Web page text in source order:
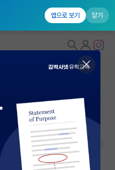
앱으로 보기 닫기